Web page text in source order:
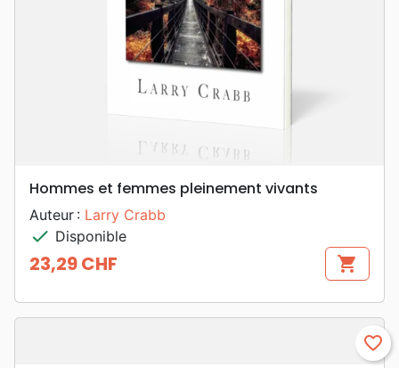
Hommes et femmes pleinement vivants
Auteur : Larry Crabb
check Disponible
Prix
23,29 CHF shopping_cart
favorite_border